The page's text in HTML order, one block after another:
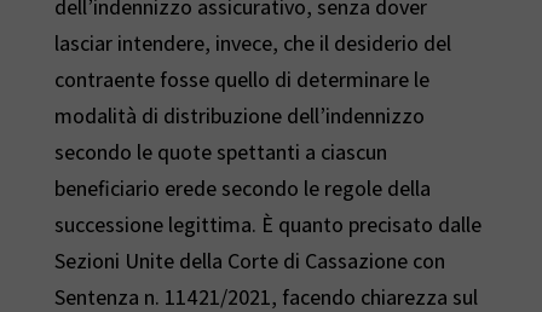
dell’indennizzo assicurativo, senza dover
lasciar intendere, invece, che il desiderio del
contraente fosse quello di determinare le
modalità di distribuzione dell’indennizzo
secondo le quote spettanti a ciascun
beneficiario erede secondo le regole della
successione legittima. È quanto precisato dalle
Sezioni Unite della Corte di Cassazione con
Sentenza n. 11421/2021, facendo chiarezza sul